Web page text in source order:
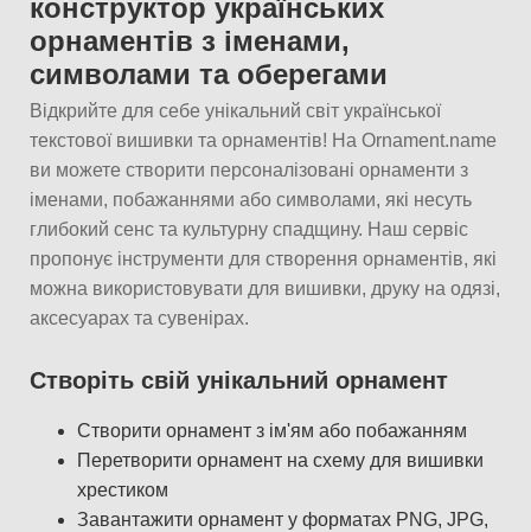
конструктор українських
орнаментів з іменами,
символами та оберегами
Відкрийте для себе унікальний світ української
текстової вишивки та орнаментів! На Ornament.name
ви можете створити персоналізовані орнаменти з
іменами, побажаннями або символами, які несуть
глибокий сенс та культурну спадщину. Наш сервіс
пропонує інструменти для створення орнаментів, які
можна використовувати для вишивки, друку на одязі,
аксесуарах та сувенірах.
Створіть свій унікальний орнамент
Створити орнамент з ім'ям або побажанням
Перетворити орнамент на схему для вишивки
хрестиком
Завантажити орнамент у форматах PNG, JPG,